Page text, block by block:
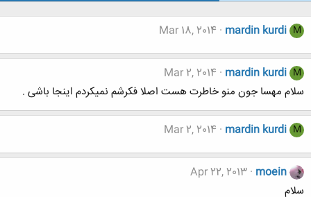
M
mardin kurdi
Mar 18, 2014
M
mardin kurdi
Mar 2, 2014
سلام مهسا جون منو خاطرت هست اصلا فکرشم نمیکردم اینجا باشی .
M
mardin kurdi
Mar 2, 2014
moein
Apr 22, 2013
سلام